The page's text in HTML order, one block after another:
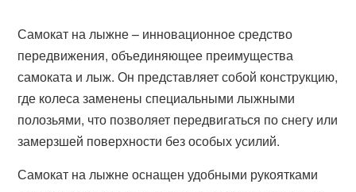
Самокат на лыжне – инновационное средство
передвижения, объединяющее преимущества
самоката и лыж. Он представляет собой конструкцию,
где колеса заменены специальными лыжными
полозьями, что позволяет передвигаться по снегу или
замерзшей поверхности без особых усилий.
Самокат на лыжне оснащен удобными рукоятками